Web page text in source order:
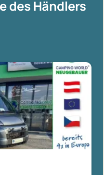
des Händlers